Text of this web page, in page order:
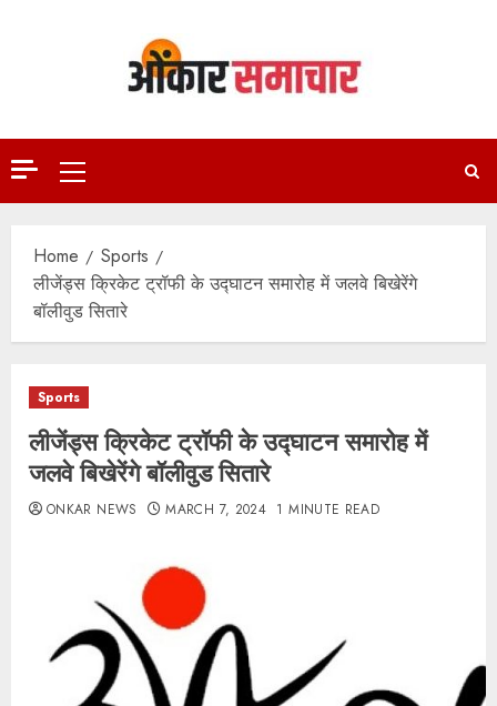
Primary
Menu
Home
Sports
लीजेंड्स क्रिकेट ट्रॉफी के उद्घाटन समारोह में जलवे बिखेरेंगे
बॉलीवुड सितारे
Sports
लीजेंड्स क्रिकेट ट्रॉफी के उद्घाटन समारोह में
जलवे बिखेरेंगे बॉलीवुड सितारे
ONKAR NEWS MARCH 7, 2024 1 MINUTE READ